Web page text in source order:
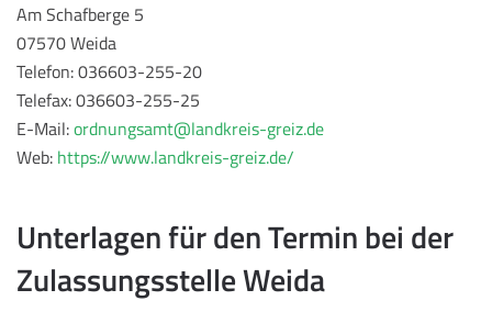
Am Schafberge 5
07570 Weida
Telefon: 036603-255-20
Telefax: 036603-255-25
E-Mail:ordnungsamt@landkreis-greiz.de
Web: https://www.landkreis-greiz.de/
Unterlagen für den Termin bei der
Zulassungsstelle Weida